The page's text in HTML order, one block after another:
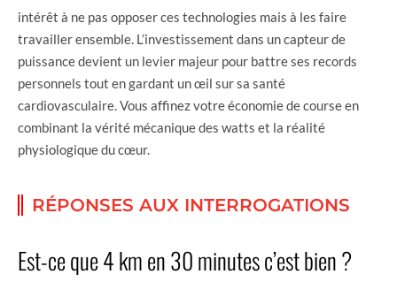
intérêt à ne pas opposer ces technologies mais à les faire
travailler ensemble. L’investissement dans un capteur de
puissance devient un levier majeur pour battre ses records
personnels tout en gardant un œil sur sa santé
cardiovasculaire. Vous affinez votre économie de course en
combinant la vérité mécanique des watts et la réalité
physiologique du cœur.
RÉPONSES AUX INTERROGATIONS
Est-ce que 4 km en 30 minutes c’est bien ?